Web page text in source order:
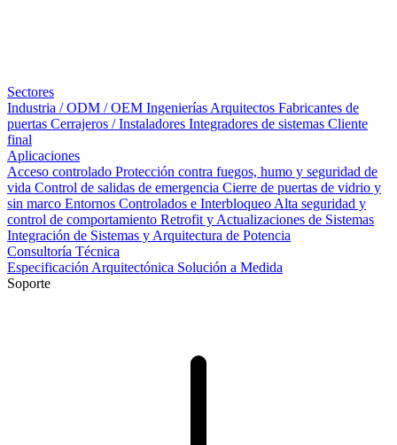
Sectores
Industria / ODM / OEM Ingenierías Arquitectos Fabricantes de
puertas Cerrajeros / Instaladores Integradores de sistemas Cliente
final
Aplicaciones
Acceso controlado Protección contra fuegos, humo y seguridad de
vida Control de salidas de emergencia Cierre de puertas de vidrio y
sin marco Entornos Controlados e Interbloqueo Alta seguridad y
control de comportamiento Retrofit y Actualizaciones de Sistemas
Integración de Sistemas y Arquitectura de Potencia
Consultoría Técnica
Especificación Arquitectónica Solución a Medida
Soporte